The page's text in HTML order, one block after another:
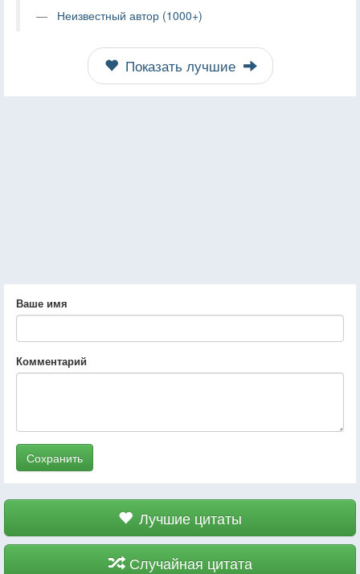
Неизвестный автор (1000+)
Показать лучшие
Ваше имя
Комментарий
Сохранить
Лучшие цитаты
Случайная цитата